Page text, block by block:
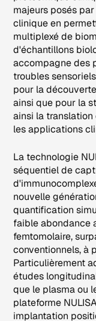
majeurs posés
clinique en
multiplexé de
d'échantillons
accompagne des
troubles
pour la
ainsi que pour la
ainsi la
les applications
La technologie
séquentiel de
nouvelle
quantification
faible abondance
femtomolaire,
conventionnels, à
Particulièrement
études
que le plasma ou
plateforme
implantation